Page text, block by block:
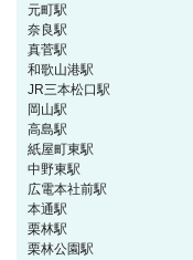
元町駅
奈良駅
真菅駅
和歌山港駅
JR三本松口駅
岡山駅
高島駅
紙屋町東駅
中野東駅
広電本社前駅
本通駅
栗林駅
栗林公園駅